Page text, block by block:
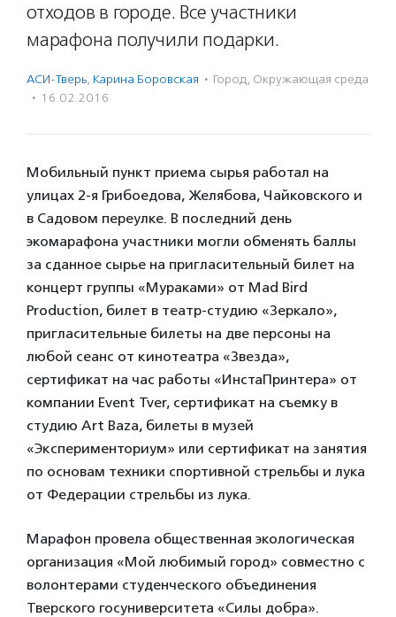
отходов в городе. Все участники
марафона получили подарки.
АСИ-Тверь, Карина Боровская · Город, Окружающая среда
· 16.02.2016
Мобильный пункт приема сырья работал на
улицах 2-я Грибоедова, Желябова, Чайковского и
в Садовом переулке. В последний день
экомарафона участники могли обменять баллы
за сданное сырье на пригласительный билет на
концерт группы «Мураками» от Mad Bird
Production, билет в театр-студию «Зеркало»,
пригласительные билеты на две персоны на
любой сеанс от кинотеатра «Звезда»,
сертификат на час работы «ИнстаПринтера» от
компании Event Tver, сертификат на съемку в
студию Art Baza, билеты в музей
«Эксперименториум» или сертификат на занятия
по основам техники спортивной стрельбы и лука
от Федерации стрельбы из лука.
Марафон провела общественная экологическая
организация «Мой любимый город» совместно с
волонтерами студенческого объединения
Тверского госуниверситета «Силы добра».